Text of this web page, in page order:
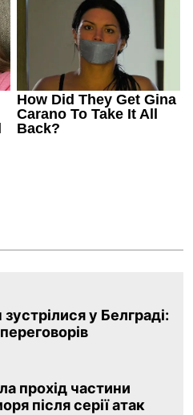
у Белграді:
прохід частини
після серії атак